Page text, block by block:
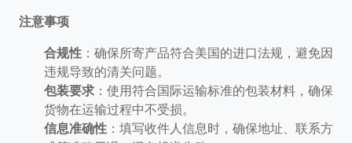
注意事项
合规性 ：​确保所寄产品符合美国的进口法规，避免因
违规导致的清关问题。​
包装要求 ：​使用符合国际运输标准的包装材料，确保
货物在运输过程中不受损。​
信息准确性 ：​填写收件人信息时，确保地址、联系方